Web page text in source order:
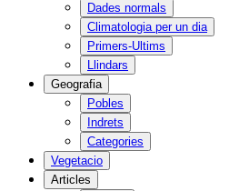
Dades normals
Climatologia per un dia
Primers-Ultims
Llindars
Geografia
Pobles
Indrets
Categories
Vegetacio
Articles